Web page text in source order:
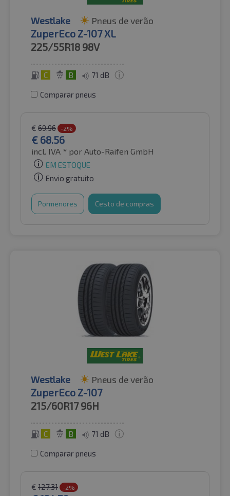
Westlake Pneus de verão
ZuperEco Z-107 XL
225/55R18 98V
C B 71 dB
Comparar pneus
€ 69.96 -2%
€ 68.56
incl. IVA * por Auto-Raifen GmbH
EM ESTOQUE
Envio gratuito
Pormenores Cesto de compras
Westlake Pneus de verão
ZuperEco Z-107
215/60R17 96H
C B 71 dB
Comparar pneus
€ 127.31 -2%